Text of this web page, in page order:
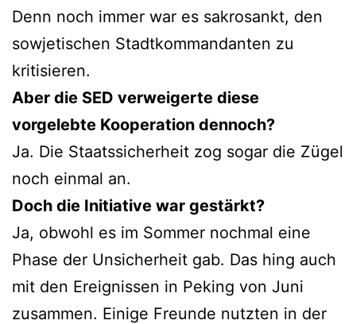
Denn noch immer war es sakrosankt, den
sowjetischen Stadtkommandanten zu
kritisieren.
Aber die SED verweigerte diese
vorgelebte Kooperation dennoch?
Ja. Die Staatssicherheit zog sogar die Zügel
noch einmal an.
Doch die Initiative war gestärkt?
Ja, obwohl es im Sommer nochmal eine
Phase der Unsicherheit gab. Das hing auch
mit den Ereignissen in Peking von Juni
zusammen. Einige Freunde nutzten in der